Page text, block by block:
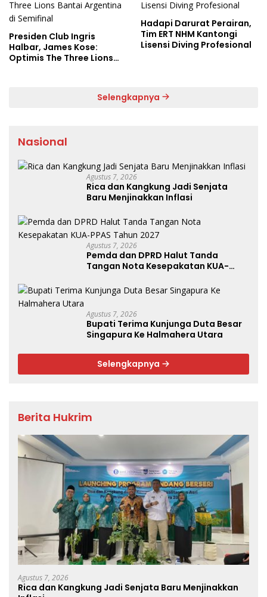
Presiden Club Ingris
Halbar, James Kose:
Optimis The Three Lions
Hadapi Darurat Perairan,
Tim ERT NHM Kantongi
Lisensi Diving Profesional
Selengkapnya
Nasional
Agustus 7, 2026
Rica dan Kangkung Jadi Senjata
Baru Menjinakkan Inflasi
Agustus 7, 2026
Pemda dan DPRD Halut Tanda
Tangan Nota Kesepakatan KUA-
Agustus 7, 2026
Bupati Terima Kunjunga Duta Besar
Singapura Ke Halmahera Utara
Selengkapnya
Berita Hukrim
Agustus 7, 2026
Rica dan Kangkung Jadi Senjata Baru Menjinakkan